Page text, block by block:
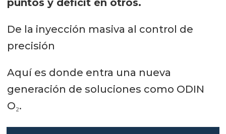
De la inyección masiva al control de
precisión
Aquí es donde entra una nueva
generación de soluciones como ODIN
O₂.